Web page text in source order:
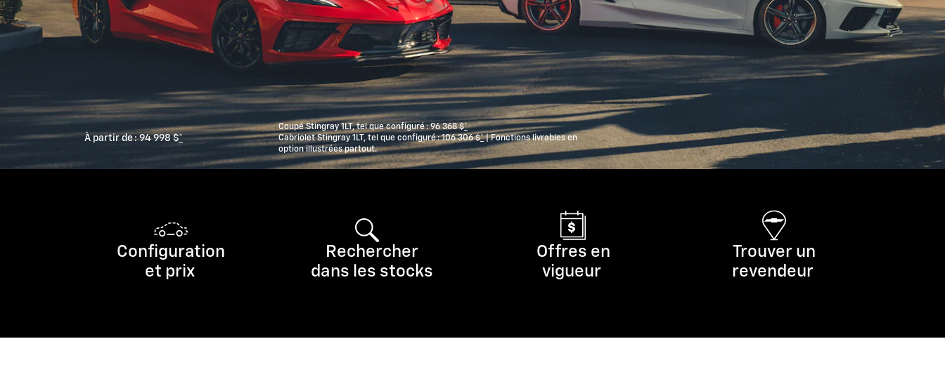
À partir de :94 998 $*
Coupé Stingray 1LT, tel que configuré :96 368 $*
Cabriolet Stingray 1LT, tel que configuré :106 306 $*| Fonctions livrables en
option illustrées partout.
Configuration
et prix
Rechercher
dans les stocks
Offres en
vigueur
Trouver un
revendeur